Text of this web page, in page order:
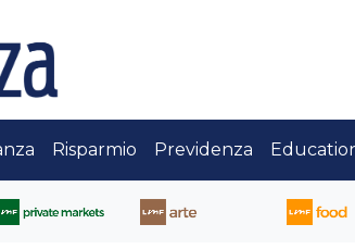
Risparmio Previdenza